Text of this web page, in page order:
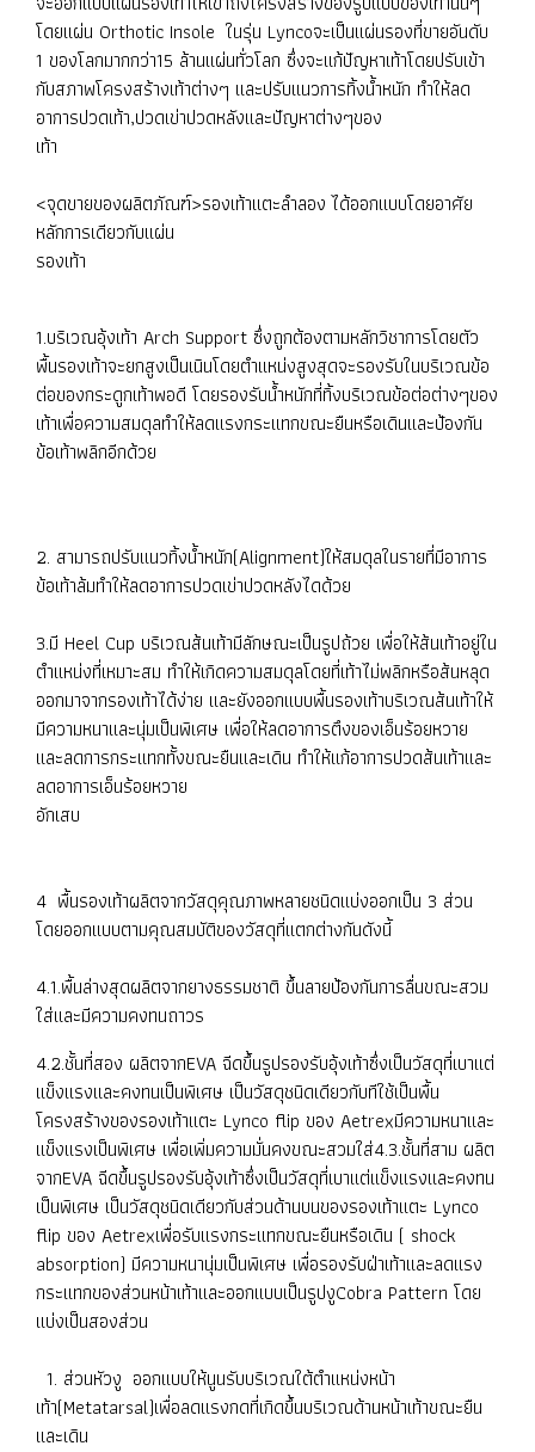
โดยแผ่น Orthotic Insole ในรุ่น Lyncoจะเป็นแผ่นรองที่ขายอันดับ
1 ของโลกมากกว่า15 ล้านแผ่นทั่วโลก ซึ่งจะแก้ปัญหาเท้าโดยปรับเข้า
กับสภาพโครงสร้างเท้าต่างๆ และปรับแนวการทิ้งน้ำหนัก ทำให้ลด
อาการปวดเท้า,ปวดเข่าปวดหลังและปัญหาต่างๆของ
เท้า
<จุดขายของผลิตภัณฑ์>รองเท้าแตะลำลอง ได้ออกแบบโดยอาศัย
หลักการเดียวกับแผ่น
รองเท้า
1.บริเวณอุ้งเท้า Arch Support ซึ่งถูกต้องตามหลักวิชาการโดยตัว
พื้นรองเท้าจะยกสูงเป็นเนินโดยตำแหน่งสูงสุดจะรองรับในบริเวณข้อ
ต่อของกระดูกเท้าพอดี โดยรองรับน้ำหนักที่ทิ้งบริเวณข้อต่อต่างๆของ
เท้าเพื่อความสมดุลทำให้ลดแรงกระแทกขณะยืนหรือเดินและป้องกัน
ข้อเท้าพลิกอีกด้วย
2. สามารถปรับแนวทิ้งน้ำหนัก(Alignment)ให้สมดุลในรายที่มีอาการ
ข้อเท้าล้มทำให้ลดอาการปวดเข่าปวดหลังไดด้วย
3.มี Heel Cup บริเวณส้นเท้ามีลักษณะเป็นรูปถ้วย เพื่อให้ส้นเท้าอยู่ใน
ตำแหน่งที่เหมาะสม ทำให้เกิดความสมดุลโดยที่เท้าไม่พลิกหรือส้นหลุด
ออกมาจากรองเท้าได้ง่าย และยังออกแบบพื้นรองเท้าบริเวณส้นเท้าให้
มีความหนาและนุ่มเป็นพิเศษ เพื่อให้ลดอาการตึงของเอ็นร้อยหวาย
และลดการกระแทกทั้งขณะยืนและเดิน ทำให้แก้อาการปวดส้นเท้าและ
ลดอาการเอ็นร้อยหวาย
อักเสบ
4 พื้นรองเท้าผลิตจากวัสดุคุณภาพหลายชนิดแบ่งออกเป็น 3 ส่วน
โดยออกแบบตามคุณสมบัติของวัสดุที่แตกต่างกันดังนี้
4.1.พื้นล่างสุดผลิตจากยางธรรมชาติ ขึ้นลายป้องกันการลื่นขณะสวม
ใส่และมีความคงทนถาวร
4.2.ชั้นที่สอง ผลิตจากEVA ฉีดขึ้นรูปรองรับอุ้งเท้าซึ่งเป็นวัสดุที่เบาแต่
แข็งแรงและคงทนเป็นพิเศษ เป็นวัสดุชนิดเดียวกับทีใช้เป็นพื้น
โครงสร้างของรองเท้าแตะ Lynco flip ของ Aetrexมีความหนาและ
แข็งแรงเป็นพิเศษ เพื่อเพิ่มความมั่นคงขณะสวมใส่4.3.ชั้นที่สาม ผลิต
จากEVA ฉีดขึ้นรูปรองรับอุ้งเท้าซึ่งเป็นวัสดุที่เบาแต่แข็งแรงและคงทน
เป็นพิเศษ เป็นวัสดุชนิดเดียวกับส่วนด้านบนของรองเท้าแตะ Lynco
flip ของ Aetrexเพื่อรับแรงกระแทกขณะยืนหรือเดิน ( shock
absorption) มีความหนานุ่มเป็นพิเศษ เพื่อรองรับฝ่าเท้าและลดแรง
กระแทกของส่วนหน้าเท้าและออกแบบเป็นรูปงูCobra Pattern โดย
แบ่งเป็นสองส่วน
1. ส่วนหัวงู ออกแบบให้นูนรับบริเวณใต้ตำแหน่งหน้า
เท้า(Metatarsal)เพื่อลดแรงกดที่เกิดขึ้นบริเวณด้านหน้าเท้าขณะยืน
และเดิน